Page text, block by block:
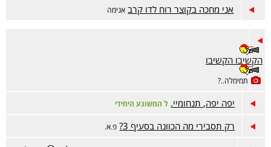
אני מחכה בקוצר רוח לדו קרב אנימה
הקשיבו הקשיבו
תמימלה..?
יפה יפה, תנחומיי. ל המשוגע היחידי
רק תסבירי מה הכוונה בסעיף 3? פ.א.